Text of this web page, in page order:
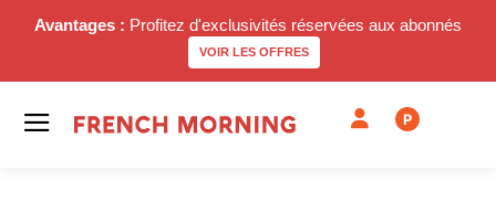
Avantages : Profitez d'exclusivités réservées aux abonnés
VOIR LES OFFRES
P